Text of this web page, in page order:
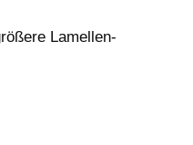
Lamellen-